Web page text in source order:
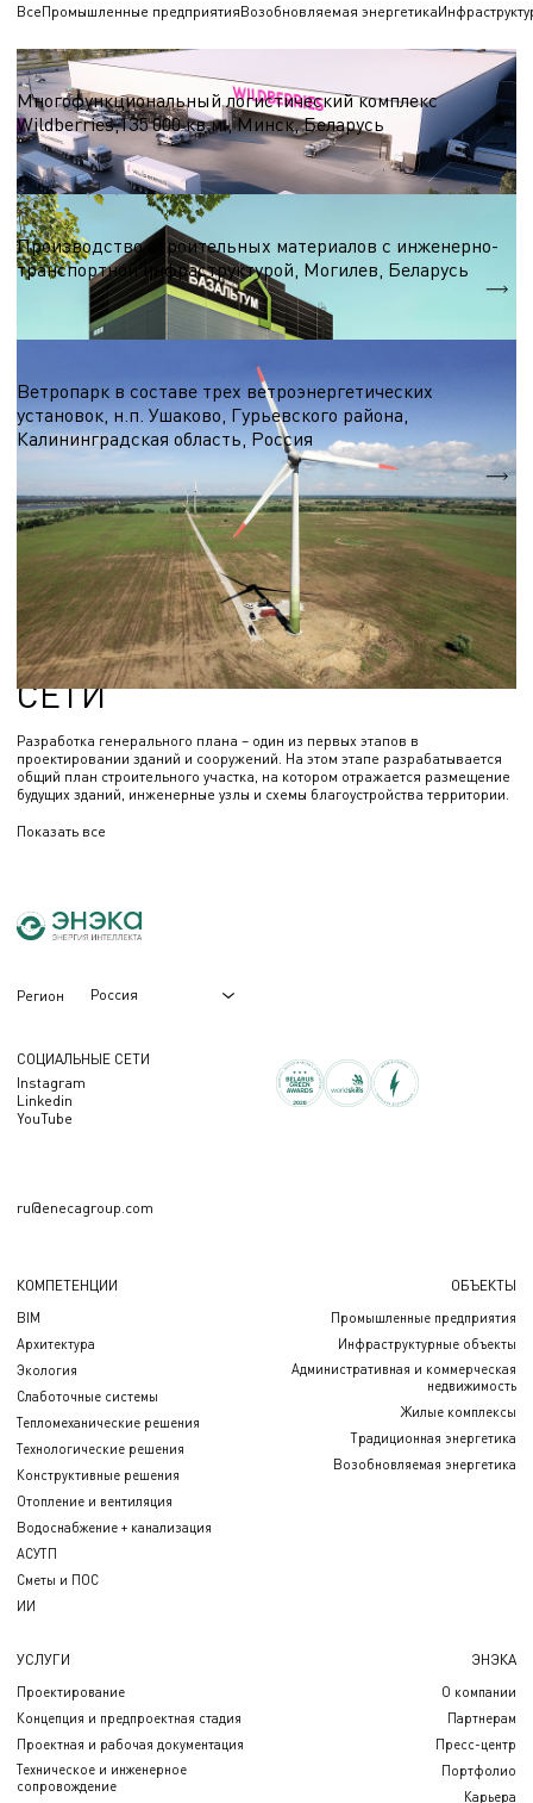
ВсеПромышленные предприятияВозобновляемая энергетика
Логистические центры и склады
Многофункциональный логистический комплекс
Wildberries,135 000 кв.м., Минск, Беларусь
S = 135 000 кв.м.
Строительные материалы
Производство строительных материалов с инженерно-
транспортной инфраструктурой, Могилев, Беларусь
S = 7 000 м.кв.
Ветропарк в составе трех ветроэнергетических
установок, н.п. Ушаково, Гурьевского района,
Калининградская область, Россия
КОМПЛЕКСНАЯ РАЗРАБОТКА
СТРОИТЕЛЬНЫХ ПРОЕКТОВ:
ГЕНПЛАН И ИНЖЕНЕРНЫЕ
СЕТИ
Разработка генерального плана – один из первых этапов в
проектировании зданий и сооружений. На этом этапе разрабатывается
общий план строительного участка, на котором отражается размещение
будущих зданий, инженерные узлы и схемы благоустройства территории.
Показать все
Регион Россия
СОЦИАЛЬНЫЕ СЕТИ
Instagram
Linkedin
YouTube
ru@enecagroup.com
КОМПЕТЕНЦИИ
BIM
Архитектура
Экология
Слаботочные системы
Тепломеханические решения
Технологические решения
Конструктивные решения
Отопление и вентиляция
Водоснабжение + канализация
АСУТП
Сметы и ПОС
ИИ
ОБЪЕКТЫ
Промышленные предприятия
Инфраструктурные объекты
Административная и коммерческая
недвижимость
Жилые комплексы
Традиционная энергетика
Возобновляемая энергетика
УСЛУГИ
Проектирование
Концепция и предпроектная стадия
Проектная и рабочая документация
Техническое и инженерное
сопровождение
ЭНЭКА
О компании
Партнерам
Пресс-центр
Портфолио
Карьера